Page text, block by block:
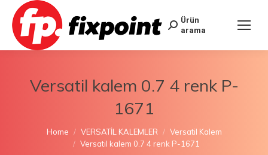
Ürün
arama
Versatil kalem 0.7 4 renk P-
1671
You are here:
Home VERSATİL KALEMLER
Versatil Kalem
Versatil kalem 0.7 4 renk P-1671